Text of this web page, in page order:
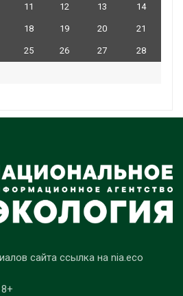
11 12 13 14
18 19 20 21
25 26 27 28
сайта ссылка на nia.eco